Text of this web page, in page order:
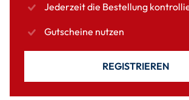
Jederzeit die Bestellung
Gutscheine nutzen
REGISTRIEREN